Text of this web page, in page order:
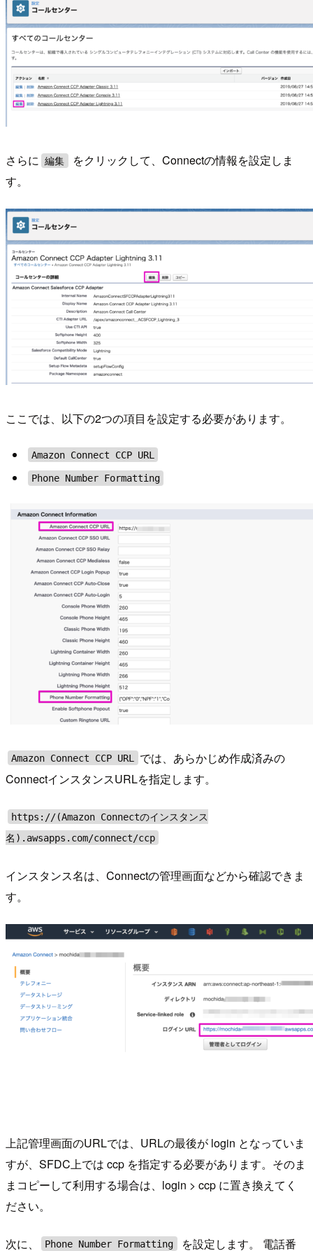
さらに 編集
をクリックして、Connectの情報を設定しま
す。
ここでは、以下の2つの項目を設定する必要があります。
Amazon Connect CCP URL
Phone Number Formatting
Amazon Connect CCP URL
では、あらかじめ作成済みの
ConnectインスタンスURLを指定します。
https://(Amazon Connectのインスタンス
名).awsapps.com/connect/ccp
インスタンス名は、Connectの管理画面などから確認できま
す。
上記管理画面のURLでは、URLの最後が login となっていま
すが、SFDC上では ccp を指定する必要があります。そのま
まコピーして利用する場合は、 login > ccp に置き換えてく
ださい。
次に、 Phone Number Formatting を設定します。 電話番